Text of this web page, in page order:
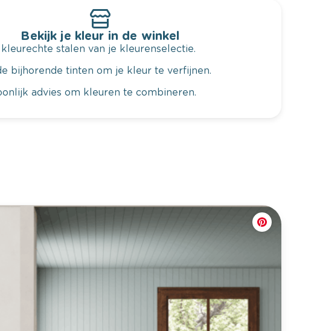
Bekijk je kleur in de winkel
stalen van je kleurenselectie.
bijhorende tinten om je kleur te verfijnen.
advies om kleuren te combineren.